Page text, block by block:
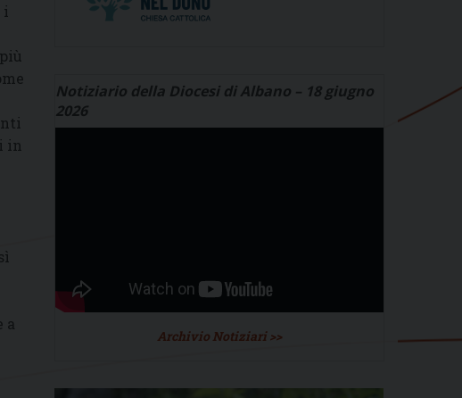
i
in
a
Notiziario della Diocesi di Albano – 18 giugno
2026
Archivio Notiziari >>